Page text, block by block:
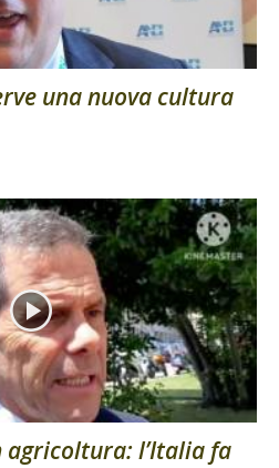
una nuova cultura
l’Italia fa